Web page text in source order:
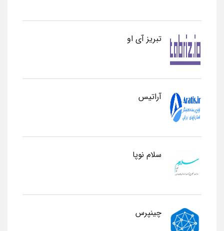
تبریز آی او
آراتیس
سلام نوپا
چینپرس